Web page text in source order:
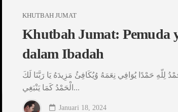
KHUTBAH JUMAT
Khutbah Jumat: Pemuda
dalam Ibadah
لِلّهِ حَمْدًا يُوَافِي نِعَمَهُ وُيُكَافِئُ مَزِيدَهُ يَا رَبَّنَا لَكَ
الْحَمْدُ كَمَا يَنْبَغِي...
Januari 18, 2024